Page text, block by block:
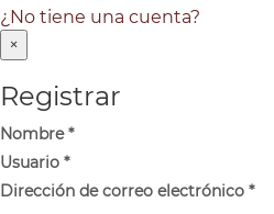
¿No tiene una cuenta?
×
Registrar
Nombre*
Usuario *
Dirección de correo electrónico *